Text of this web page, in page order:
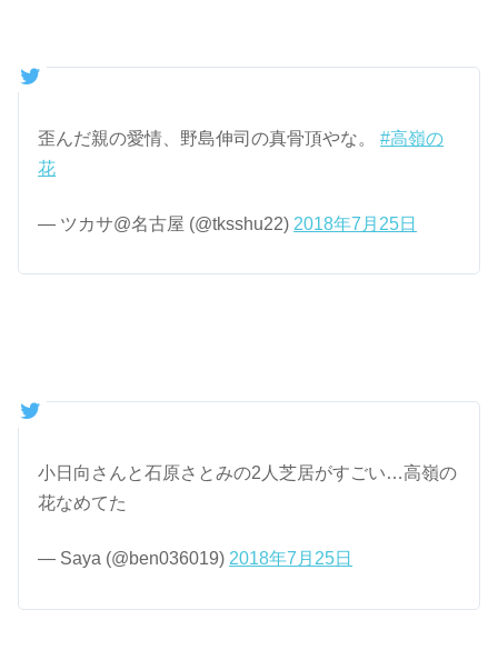
歪んだ親の愛情、野島伸司の真骨頂やな。#高嶺の
花
— ツカサ@名古屋 (@tksshu22) 2018年7月25日
小日向さんと石原さとみの2人芝居がすごい…高嶺の
花なめてた
— Saya (@ben036019) 2018年7月25日